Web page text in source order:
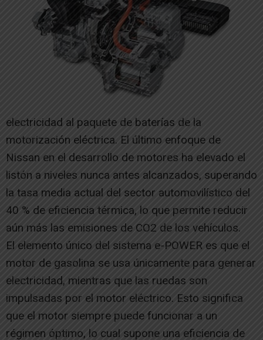
electricidad al paquete de baterías de la
motorización eléctrica. El último enfoque de
Nissan en el desarrollo de motores ha elevado el
listón a niveles nunca antes alcanzados, superando
la tasa media actual del sector automovilístico del
40 % de eficiencia térmica, lo que permite reducir
aún más las emisiones de CO2 de los vehículos.
El elemento único del sistema e-POWER es que el
motor de gasolina se usa únicamente para generar
electricidad, mientras que las ruedas son
impulsadas por el motor eléctrico. Esto significa
que el motor siempre puede funcionar a un
régimen óptimo, lo cual supone una eficiencia de